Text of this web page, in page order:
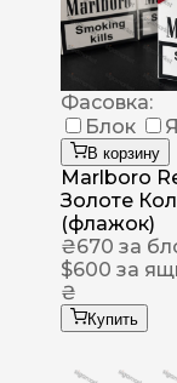
Фасовка:
Блок
В корзину
Marlboro
Золоте
(флажок)
₴670 за
$600 за
₴
Купить